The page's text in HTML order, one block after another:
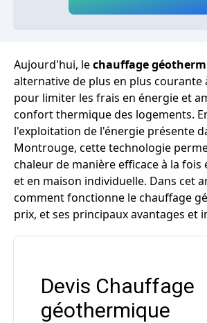
Aujourd'hui, lechauffage
alternative de plus en plus
pour limiter les frais en énergie et
confort thermique des logements.
l'exploitation de l'énergie présente
Montrouge, cette technologie
chaleur de manière efficace à la fois
et en maison individuelle. Dans cet
comment fonctionne le chauffage
prix, et ses principaux avantages et
Devis Chauffage
géothermique